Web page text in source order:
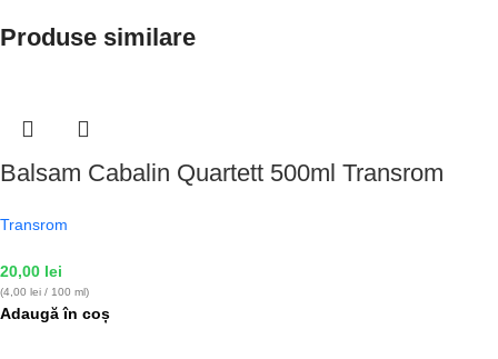
Produse similare
Balsam Cabalin Quartett 500ml Transrom
Transrom
20,00 lei
(4,00 lei / 100 ml)
Adaugă în coș